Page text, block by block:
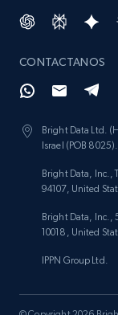
CONTACTANOS
Bright Data Ltd.
Israel (POB 8025).
Bright Data, Inc.,
94107, United
Bright Data, Inc.,
10018, United
IPPN Group Ltd.